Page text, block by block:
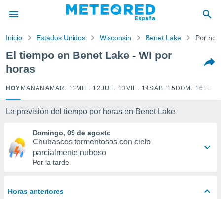
por
para
la
calidad.
a este
las
y
forma
Inicio Estados Unidos Wisconsin Benet Lake Por
El tiempo en Benet Lake - WI por
horas
HOY MAÑANA MAR. 11 MIÉ. 12 JUE. 13VIE. 14SÁB. 15 DOM. 16
La previsión del tiempo por horas en Benet Lake
Domingo, 09 de agosto
Chubascos tormentosos con cielo
parcialmente nuboso
Por la tarde
Horas anteriores